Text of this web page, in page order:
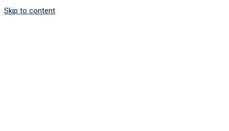
Skip to content